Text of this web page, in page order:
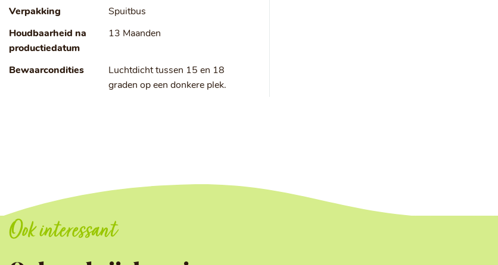
Verpakking Spuitbus
Houdbaarheid na
productiedatum
13 Maanden
Bewaarcondities
Luchtdicht tussen 15 en 18
graden op een donkere plek.
Ook interessant